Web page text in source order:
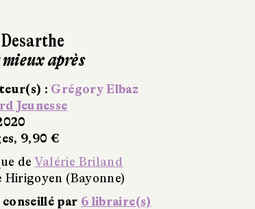
après
: Grégory Elbaz
Jeunesse
9,90 €
de Valérie Briland
Hirigoyen (Bayonne)
par 6 libraire(s)